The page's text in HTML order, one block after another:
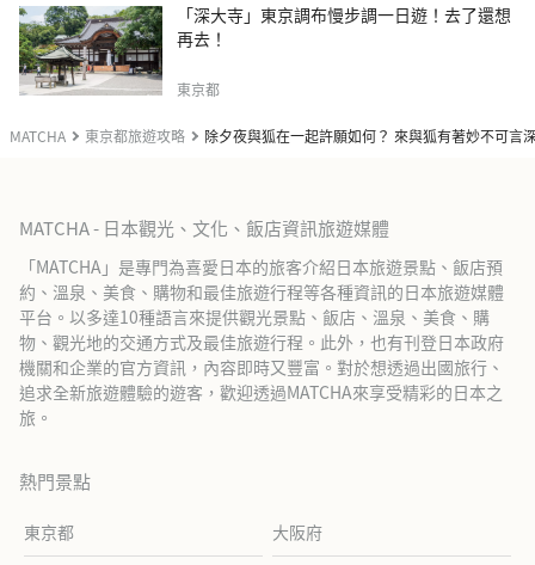
MATCHA 東京都旅遊攻略 除夕夜與狐在一起許願如何？ 來與狐有著妙不可言
「深大寺」東京調布慢步調一日遊！去了還想
再去！
東京都
MATCHA - 日本觀光、文化、飯店資訊旅遊媒體
「MATCHA」是專門為喜愛日本的旅客介紹日本旅遊景點、飯店預
約、溫泉、美食、購物和最佳旅遊行程等各種資訊的日本旅遊媒體
平台。以多達10種語言來提供觀光景點、飯店、溫泉、美食、購
物、觀光地的交通方式及最佳旅遊行程。此外，也有刊登日本政府
機關和企業的官方資訊，內容即時又豐富。對於想透過出國旅行、
追求全新旅遊體驗的遊客，歡迎透過MATCHA來享受精彩的日本之
旅。
熱門景點
東京都 大阪府